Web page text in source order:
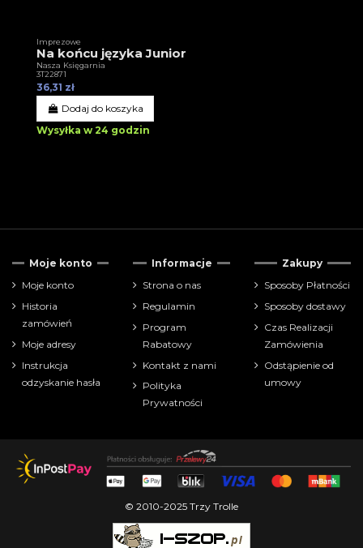
Imprezowe
Na końcu języka Junior
Nasza Księgarnia
3T22871
36,31 zł
Dodaj do koszyka
Wysyłka w 24 godzin
Moje konto
Moje konto
Historia
zamówień
Moje adresy
Instrukcja
odzyskanie hasła
Informacje
Strona o nas
Regulamin
Program
Rabatowy
Kontakt z nami
Polityka
Prywatności
Zakupy
Sposoby Płatności
Sposoby dostawy
Czas Realizacji
Zamówienia
Odstąpienie od
umowy
© 2010-2025 Trzy Trolle